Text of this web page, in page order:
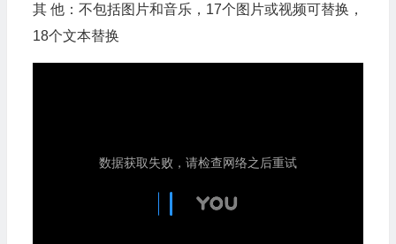
其 他：不包括图片和音乐，17个图片或视频可替换，
18个文本替换